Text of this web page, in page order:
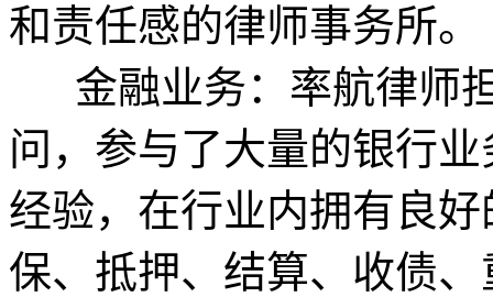
和责任感的律师事务所。
金融业务：率航律师
问，参与了大量的银行
经验，在行业内拥有良
保、抵押、结算、收债